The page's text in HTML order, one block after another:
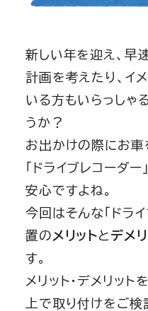
新しい年を迎え、早
計画を考えたり、イ
いる方もいらっしゃ
うか？
お出かけの際にお
「ドライブレコーダ
安心ですよね。
今回はそんな「ドラ
置の メリットと デメ
す。
メリット・デメリッ
上で取り付けをご